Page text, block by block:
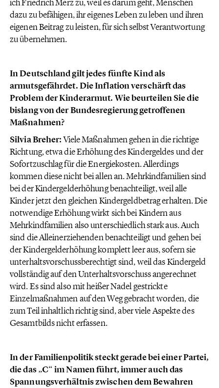
ich Friedrich Merz zu, weil es darum geht, Menschen
dazu zu befähigen, ihr eigenes Leben zu leben und ihren
eigenen Beitrag zu leisten, für sich selbst Verantwortung
zu übernehmen.
In Deutschland gilt jedes fünfte Kind als
armutsgefährdet. Die Inflation verschärft das
Problem der Kinderarmut. Wie beurteilen Sie die
bislang von der Bundesregierung getroffenen
Maßnahmen?
Silvia Breher:Viele Maßnahmen gehen in die richtige
Richtung, etwa die Erhöhung des Kindergeldes und der
Sofortzuschlag für die Energiekosten. Allerdings
kommen diese nicht bei allen an. Mehrkindfamilien sind
bei der Kindergelderhöhung benachteiligt, weil alle
Kinder jetzt den gleichen Kindergeldbetrag erhalten. Die
notwendige Erhöhung wirkt sich bei Kindern aus
Mehrkindfamilien also unterschiedlich stark aus. Auch
sind die Alleinerziehenden benachteiligt und gehen bei
der Kindergelderhöhung komplett leer aus, sofern sie
unterhaltsvorschussberechtigt sind, weil das Kindergeld
vollständig auf den Unterhaltsvorschuss angerechnet
wird. Es sind also mit heißer Nadel gestrickte
Einzelmaßnahmen auf den Weg gebracht worden, die
zum Teil inhaltlich richtig sind, aber viele Aspekte des
Gesamtbilds nicht erfassen.
In der Familienpolitik steckt gerade bei einer Partei,
die das „C“ im Namen führt, immer auch das
Spannungsverhältnis zwischen dem Bewahren